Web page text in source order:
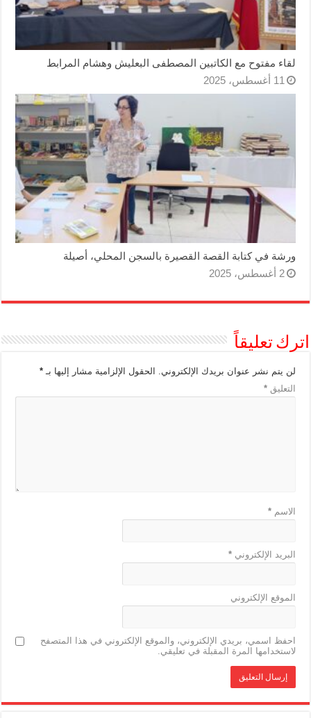
لقاء مفتوح مع الكاتبين المصطفى البعليش وهشام المرابط
11 أغسطس، 2025
ورشة في كتابة القصة القصيرة بالسجن المحلي، أصيلة
2 أغسطس، 2025
اترك تعليقاً
لن يتم نشر عنوان بريدك الإلكتروني. الحقول الإلزامية مشار إليها بـ*
التعليق*
الاسم*
البريد الإلكتروني*
الموقع الإلكتروني
احفظ اسمي، بريدي الإلكتروني، والموقع الإلكتروني في هذا المتصفح
لاستخدامها المرة المقبلة في تعليقي.